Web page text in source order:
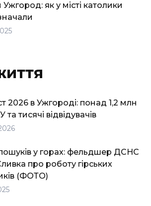
як у місті католики
2026 в Ужгороді: понад 1,2 млн
тисячі відвідувачів
пошуків у горах: фельдшер ДСНС
про роботу гірських
(ФОТО)